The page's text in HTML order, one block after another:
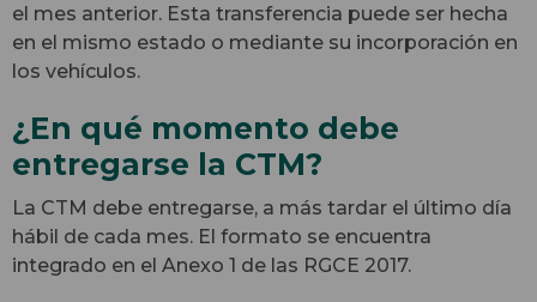
el mes anterior. Esta transferencia puede ser hecha
en el mismo estado o mediante su incorporación en
los vehículos.
¿En qué momento debe
entregarse la CTM?
La CTM debe entregarse, a más tardar el último día
hábil de cada mes. El formato se encuentra
integrado en el Anexo 1 de las RGCE 2017.